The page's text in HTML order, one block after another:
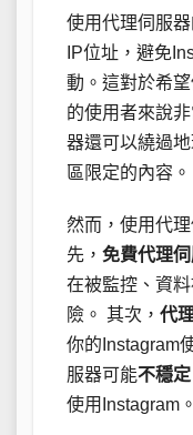
使用代理伺服
IP位址，避免
動。這對於希
的使用者來說
器還可以繞過
區限定的內容。
然而，使用代
先， 免費代理
在被監控、資
險。 其次， 代
你的Instagram
服器可能不穩定
使用Instagram。